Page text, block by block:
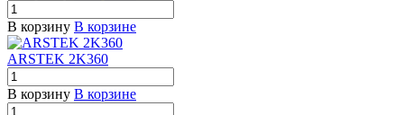
В корзину В корзине
ARSTEK 2K360
В корзину В корзине